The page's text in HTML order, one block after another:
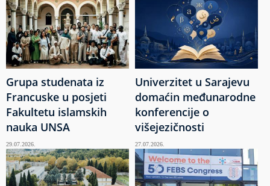
Grupa studenata iz
Francuske u posjeti
Fakultetu islamskih
nauka UNSA
29.07.2026.
Univerzitet u Sarajevu
domaćin međunarodne
konferencije o
višejezičnosti
27.07.2026.